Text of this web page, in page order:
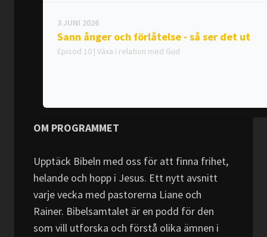
3 JUNI 2026
Sann ånger och förlåtelse - så ser det ut
Episod 10 | Växa i relation med Gud
Synd och lag i Bibeln – förklarat enkelt
Episod 9 | Växa i relation med Gud
OM PROGRAMMET
Upptäck Bibeln med oss för att finna frihet,
helande och hopp i Jesus. Ett nytt avsnitt
varje vecka med pastorerna Liane och
Rainer. Bibelsamtalet är en podd för den
som vill utforska och förstå olika ämnen i